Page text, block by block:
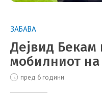
ЗАБАВА
Дејвид Бекам
мобилниот на
пред 6 години